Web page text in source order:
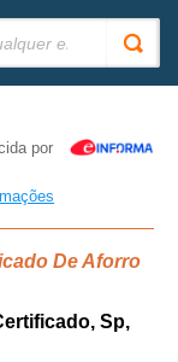
por
De Aforro
Sp,